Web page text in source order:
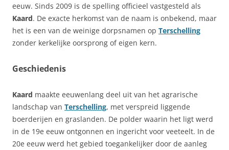
eeuw. Sinds 2009 is de spelling officieel vastgesteld als
Kaard. De exacte herkomst van de naam is onbekend, maar
het is een van de weinige dorpsnamen op Terschelling
zonder kerkelijke oorsprong of eigen kern.
Geschiedenis
Kaard maakte eeuwenlang deel uit van het agrarische
landschap van Terschelling, met verspreid liggende
boerderijen en graslanden. De polder waarin het ligt werd
in de 19e eeuw ontgonnen en ingericht voor veeteelt. In de
20e eeuw werd het gebied toegankelijker door de aanleg